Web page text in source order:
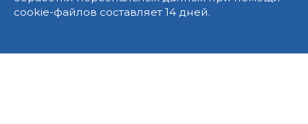
cookie-файлов составляет 14 дней.